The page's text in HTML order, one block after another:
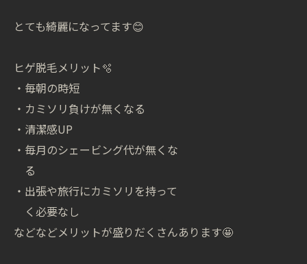
とても綺麗になってます😊
ヒゲ脱毛メリット🫧
・毎朝の時短
・カミソリ負けが無くなる
・清潔感UP
・毎月のシェービング代が無くな
る
・出張や旅行にカミソリを持って
く必要なし
などなどメリットが盛りだくさんあります🤩